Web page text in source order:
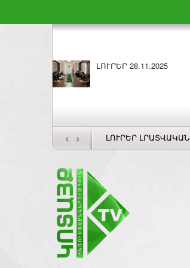
Բարի լույս 27.11.2025
‹ › ԼՈՒՐԵՐ ԼՐԱՏՎԱԿԱՆ